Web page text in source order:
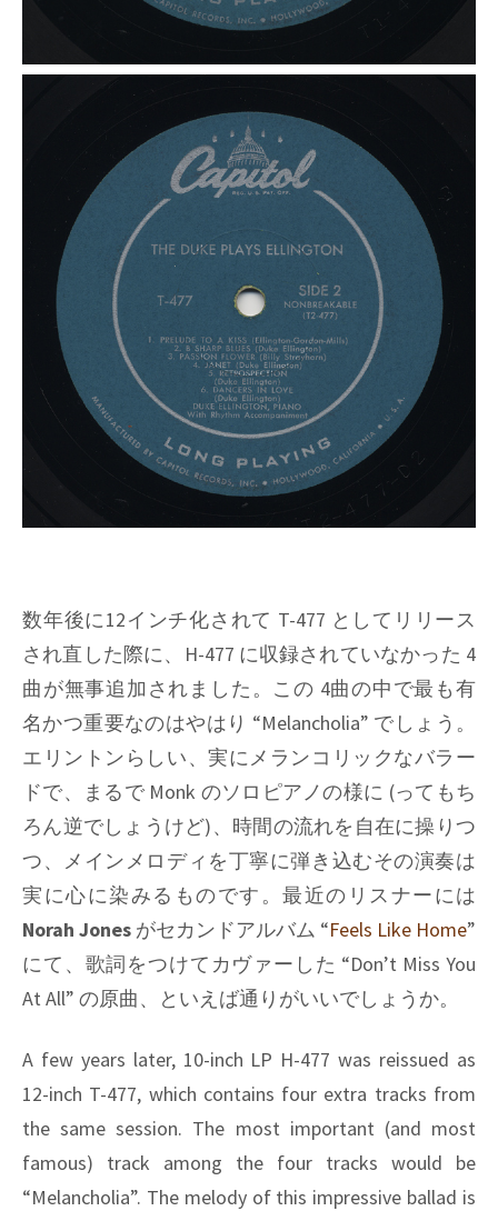
数年後に12インチ化されて T-477 としてリリース
され直した際に、H-477 に収録されていなかった 4
曲が無事追加されました。この 4曲の中で最も有
名かつ重要なのはやはり “Melancholia” でしょう。
エリントンらしい、実にメランコリックなバラー
ドで、まるで Monk のソロピアノの様に (ってもち
ろん逆でしょうけど)、時間の流れを自在に操りつ
つ、メインメロディを丁寧に弾き込むその演奏は
実に心に染みるものです。最近のリスナーには
Norah Jones がセカンドアルバム “Feels Like Home”
にて、歌詞をつけてカヴァーした “Don’t Miss You
At All” の原曲、といえば通りがいいでしょうか。
A few years later, 10-inch LP H-477 was reissued as
12-inch T-477, which contains four extra tracks from
the same session. The most important (and most
famous) track among the four tracks would be
“Melancholia”. The melody of this impressive ballad is